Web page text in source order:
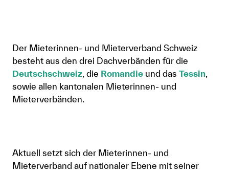
Der Mieterinnen- und Mieterverband Schweiz
besteht aus den drei Dachverbänden für die
Deutschschweiz, die Romandie und das Tessin,
sowie allen kantonalen Mieterinnen- und
Mieterverbänden.
Aktuell setzt sich der Mieterinnen- und
Mieterverband auf nationaler Ebene mit seiner